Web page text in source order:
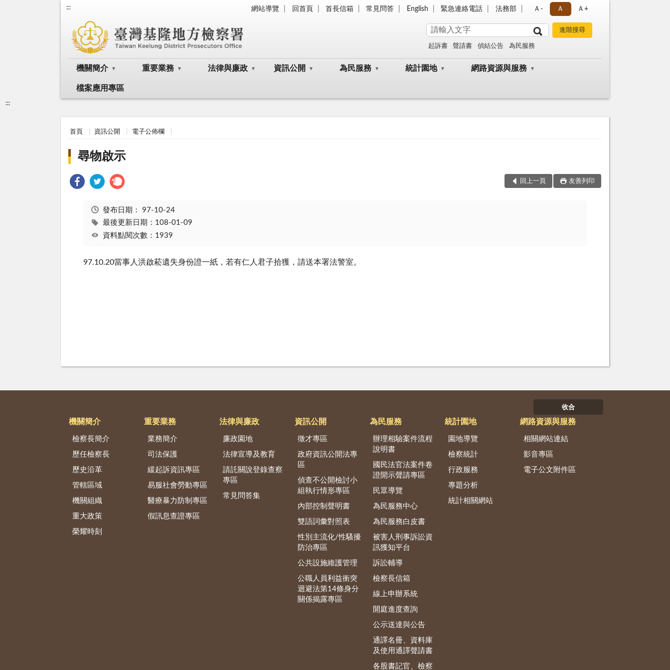
::: 網站導覽 回首頁 首長信箱 常見問答 English 緊急連絡電話 法務部 Ａ- Ａ Ａ+
起訴書 聲請書 偵結公告 為民服務
機關簡介 重要業務 法律與廉政 資訊公開 為民服務 統計園地 網路資源與服務
檔案應用專區
:::
首頁 資訊公開 電子公佈欄
尋物啟示
回上一頁 友善列印
發布日期： 97-10-24
最後更新日期：108-01-09
資料點閱次數：1939
97.10.20當事人洪啟菘遺失身份證一紙，若有仁人君子拾獲，請送本署法警室。
收合
機關簡介
檢察長簡介
歷任檢察長
歷史沿革
管轄區域
機關組織
重大政策
榮耀時刻
重要業務
業務簡介
司法保護
緩起訴資訊專區
易服社會勞動專區
醫療暴力防制專區
假訊息查證專區
法律與廉政
廉政園地
法律宣導及教育
請託關說登錄查察
專區
常見問答集
資訊公開
徵才專區
政府資訊公開法專
區
偵查不公開檢討小
組執行情形專區
內部控制聲明書
雙語詞彙對照表
性別主流化/性騷擾
防治專區
公共設施維護管理
公職人員利益衝突
迴避法第14條身分
關係揭露專區
為民服務
辦理相驗案件流程
說明書
國民法官法案件卷
證開示聲請專區
民眾導覽
為民服務中心
為民服務白皮書
被害人刑事訴訟資
訊獲知平台
訴訟輔導
檢察長信箱
線上申辦系統
開庭進度查詢
公示送達與公告
通譯名冊、資料庫
及使用通譯聲請書
各股書記官、檢察
統計園地
園地導覽
檢察統計
行政服務
專題分析
統計相關網站
網路資源與服務
相關網站連結
影音專區
電子公文附件區